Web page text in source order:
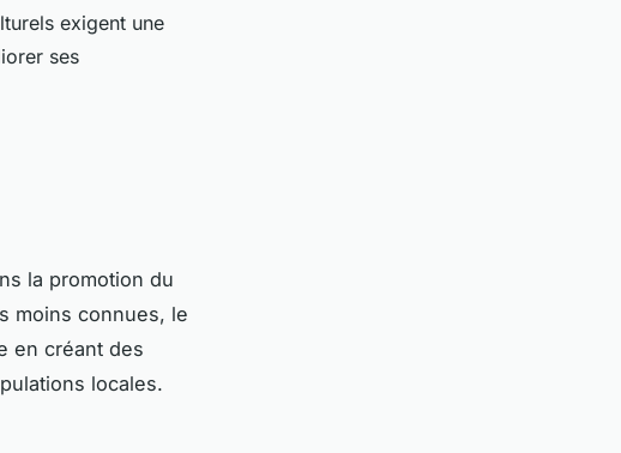
exigent une
ses
la promotion du
moins connues, le
en créant des
locales.